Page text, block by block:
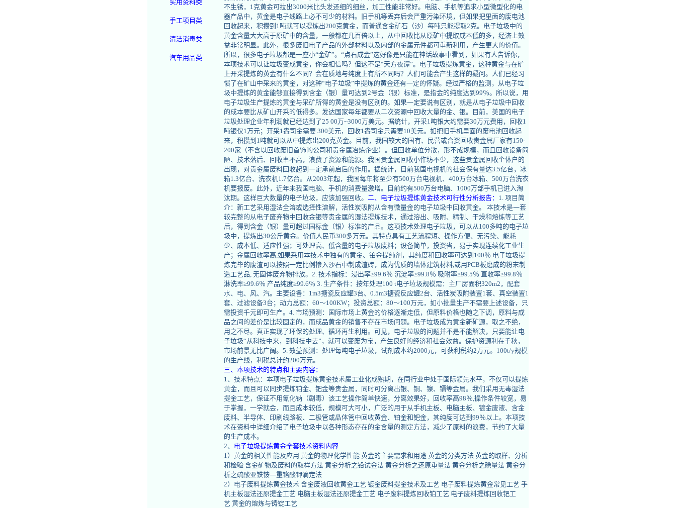
实用资料类
手工项目类
清洁消毒类
汽车用品类
不生锈，1克黄金可拉出3000米比头发还细的细丝，加工性能非常好。电脑、手机等追求小型微型化的电
器产品中，黄金是电子线路上必不可少的材料。旧手机等丢弃后会严重污染环境，但如果把里面的废电池
回收起来，积攒到1吨就可以提炼出200克黄金，而普通含金矿石（沙）每吨只能提取2克。电子垃圾中的
黄金含量大大高于原矿中的含量，一般都在几百倍以上，从中回收比从原矿中提取成本低的多，经济上效
益非常明显。此外，很多废旧电子产品的外部材料以及内部的金属元件都可重新利用，产生更大的价值。
所以，很多电子垃圾都是一座小“金矿”。“点石成金”这好像是只能在神话故事中看到，如果有人告诉你，
本项技术可以让垃圾变成黄金，你会相信吗？但这不是“天方夜谭”。电子垃圾提炼黄金，这种黄金与在矿
上开采提炼的黄金有什么不同？会在质地与纯度上有所不同吗？人们可能会产生这样的疑问。人们已经习
惯了在矿山中采来的黄金，对这种“电子垃圾”中提炼的黄金还有一定的怀疑。经过严格的监测，从电子垃
圾中提炼的黄金能够直接得到含金（银）量可达到2号金（银）标准，是指金的纯度达到99％。所以说，用
电子垃圾生产提炼的黄金与采矿所得的黄金是没有区别的。如果一定要说有区别，就是从电子垃圾中回收
的成本要比从矿山开采的低得多。发达国家每年都要从二次资源中回收大量的金、银。目前，美国的电子
垃圾处理企业年利润就已经达到了25 00万~3000万美元。据统计，开采1吨银大约需要30万元费用，回收1
吨银仅1万元；开采1盎司金需要 300美元，回收1盎司金只需要10美元。如把旧手机里面的废电池回收起
来，积攒到1吨就可以从中提炼出200克黄金。目前，我国较大的国有、民营或合资回收贵金属厂家有150-
200家（不含以回收废旧首饰的公司和贵金属冶炼企业）。但回收单位分散，形不成规模，而且回收设备简
陋、技术落后、回收率不高，浪费了资源和能源。我国贵金属回收小作坊不少，这些贵金属回收个体户的
出现，对贵金属废料回收起到一定承前启后的作用。据统计，目前我国电视机的社会保有量达3.5亿台，冰
箱1.3亿台、洗衣机1.7亿台。从2003年起，我国每年将至少有500万台电视机、400万台冰箱、500万台洗衣
机要报废。此外，近年来我国电脑、手机的消费量激增。目前约有500万台电脑、1000万部手机已进入淘
汰期。这样巨大数量的电子垃圾，应该加强回收。 二、电子垃圾提炼黄金技术可行性分析报告： 1. 项目简
介：新工艺采用湿法全溶或选择性溶解，活性炭吸附从含有微量金的电子垃圾中回收黄金。 本技术是一套
较完整的从电子废弃物中回收金银等贵金属的湿法提炼技术，通过溶出、吸附、精制、干燥和熔炼等工艺
后，得到含金（银）量可超过国标金（银）标准的产品。这项技术处理电子垃圾，可以从100多吨的电子垃
圾中，提炼出30公斤黄金。价值人民币300多万元。其特点具有工艺流程短、操作方便、无污染、能耗
少、成本低、适应性强；可处理高、低含量的电子垃圾废料；设备简单，投资省，易于实现连续化工业生
产；金属回收率高,如果采用本技术中独有的黄金、铂金提纯剂，其纯度和回收率可达到100％.电子垃圾提
炼完毕的废渣可以按照一定比例掺入沙石中制成渣砖，成为优质的墙体建筑材料,或用PCB板磨成的粉末制
造工艺品, 无固体废弃物排放。2. 技术指标：浸出率≥99.6％ 沉淀率≥99.8％ 吸附率≥99.5％ 直收率≥99.8％
淋洗率≥99.6％ 产品纯度≥99.6％ 3. 生产条件：按年处理100 t电子垃圾规模需：主厂房面积320m2，配套
水、电、风、汽。主要设备：1m3搪瓷反应罐3台、0.5m3搪瓷反应罐2台、活性炭吸附装置1套、真空装置1
套、过滤设备3台；动力总额：60～100KW；投资总额：80～100万元，如小批量生产不需要上述设备，只
需投资千元即可生产。4. 市场预测：国际市场上黄金的价格逐渐走低，但原料价格也随之下调，原料与成
品之间的差价是比较固定的，而成品黄金的销售不存在市场问题。电子垃圾成为黄金新矿源，取之不绝，
用之不尽。真正实现了环保的处理、循环再生利用。可见，电子垃圾的问题并不是不能解决，只要能让电
子垃圾“从科技中来，到科技中去”，就可以变废为宝，产生良好的经济和社会效益。保护资源利在千秋，
市场前景无比广阔。5. 效益预测：处理每吨电子垃圾，试剂成本约2000元，可获利税约2万元。100t/y规模
的生产线，利税总计约200万元。
三、本项技术的特点和主要内容：
1、技术特点：本项电子垃圾提炼黄金技术属工业化成熟期，在同行业中处于国际领先水平，不仅可以提炼
黄金，而且可以同步提炼铂金、钯金等贵金属，同时可分离出银、铜、镍、镉等金属。我们采用无毒湿法
提金工艺，保证不用氰化钠（剧毒）该工艺操作简单快速，分离效果好，回收率高98％,操作条件较宽，易
于掌握，一学就会，而且成本较低，规模可大可小，广泛的用于从手机主板、电脑主板、镀金废液、含金
废料、半导体、印刷线路板、二极管或晶体管中回收黄金、铂金和钯金，其纯度可达到99％以上。本项技
术在资料中详细介绍了电子垃圾中以各种形态存在的金含量的测定方法，减少了原料的浪费，节约了大量
的生产成本。
2、 电子垃圾提炼黄金全套技术资料内容
1）黄金的相关性能及应用 黄金的物理化学性能 黄金的主要需求和用途 黄金的分类方法 黄金的取样、分析
和检验 含金矿物及废料的取样方法 黄金分析之铅试金法 黄金分析之还原重量法 黄金分析之碘量法 黄金分
析之硫酸亚铁铵—重铬酸钾滴定法
2）电子废料提炼黄金技术 含金废液回收黄金工艺 镀金废料提金技术及工艺 电子废料提炼黄金常见工艺 手
机主板湿法还原提金工艺 电脑主板湿法还原提金工艺 电子废料提炼回收铂工艺 电子废料提炼回收钯工
艺 黄金的熔炼与铸锭工艺